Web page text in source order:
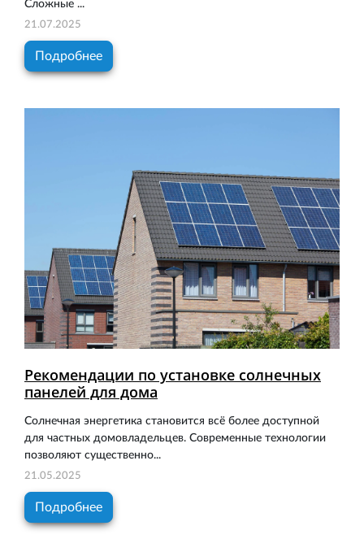
Сложные ...
21.07.2025
Подробнее
Рекомендации по установке солнечных
панелей для дома
Солнечная энергетика становится всё более доступной
для частных домовладельцев. Современные технологии
позволяют существенно...
21.05.2025
Подробнее